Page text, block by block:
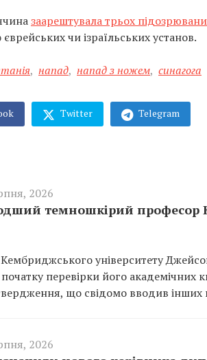
заарештувала трьох
чи ізраїльських установ.
, напад, напад з ножем, синагога
Twitter Telegram
2026
темношкірий професор
університету
початку перевірки його академічних
що свідомо вводив інших
2026